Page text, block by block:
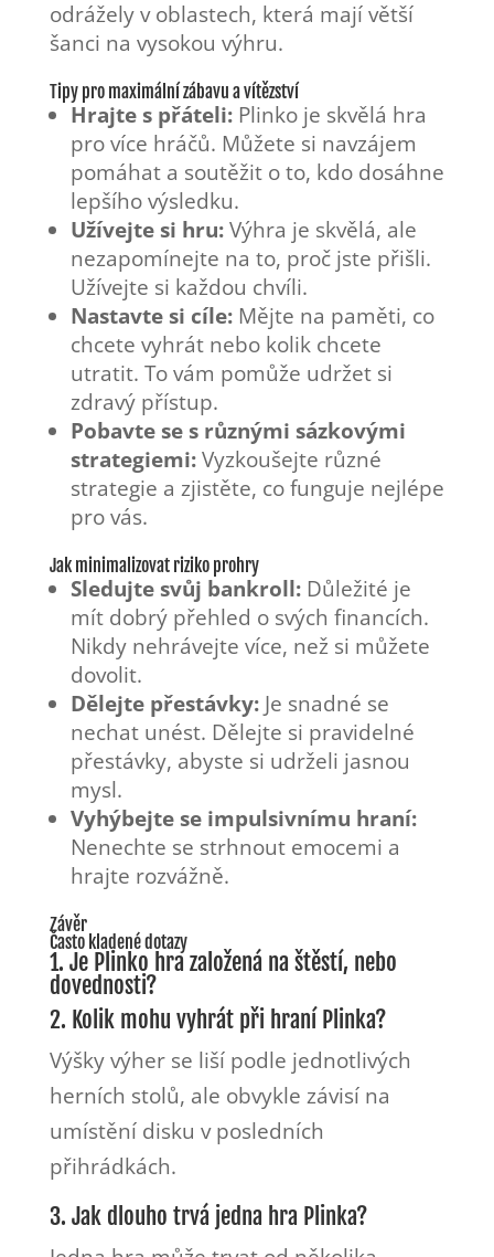
odrážely v oblastech, která mají větší
šanci na vysokou výhru.
Tipy pro maximální zábavu a vítězství
Hrajte s přáteli:Plinko je skvělá hra
pro více hráčů. Můžete si navzájem
pomáhat a soutěžit o to, kdo dosáhne
lepšího výsledku.
Užívejte si hru:Výhra je skvělá, ale
nezapomínejte na to, proč jste přišli.
Užívejte si každou chvíli.
Nastavte si cíle:Mějte na paměti, co
chcete vyhrát nebo kolik chcete
utratit. To vám pomůže udržet si
zdravý přístup.
Pobavte se s různými sázkovými
strategiemi:Vyzkoušejte různé
strategie a zjistěte, co funguje nejlépe
pro vás.
Jak minimalizovat riziko prohry
Sledujte svůj bankroll:Důležité je
mít dobrý přehled o svých financích.
Nikdy nehrávejte více, než si můžete
dovolit.
Dělejte přestávky:Je snadné se
nechat unést. Dělejte si pravidelné
přestávky, abyste si udrželi jasnou
mysl.
Vyhýbejte se impulsivnímu hraní:
Nenechte se strhnout emocemi a
hrajte rozvážně.
Závěr
Často kladené dotazy
1. Je Plinko hra založená na štěstí, nebo
dovednosti?
2. Kolik mohu vyhrát při hraní Plinka?
Výšky výher se liší podle jednotlivých
herních stolů, ale obvykle závisí na
umístění disku v posledních
přihrádkách.
3. Jak dlouho trvá jedna hra Plinka?